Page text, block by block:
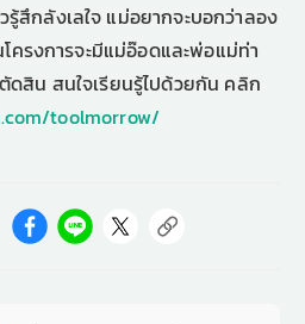
สึกลังเลใจ แม่อยากจะบอกว่าลอง
ครงการจะมีแม่อ๊อดและพ่อแม่ท่า
สิน สนใจเรียนรู้ไปด้วยกัน คลิก
toolmorrow/